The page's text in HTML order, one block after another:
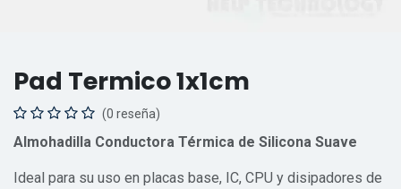
Pad Termico 1x1cm
(0 reseña)
Almohadilla Conductora Térmica de Silicona Suave
Ideal para su uso en placas base, IC, CPU y disipadores de